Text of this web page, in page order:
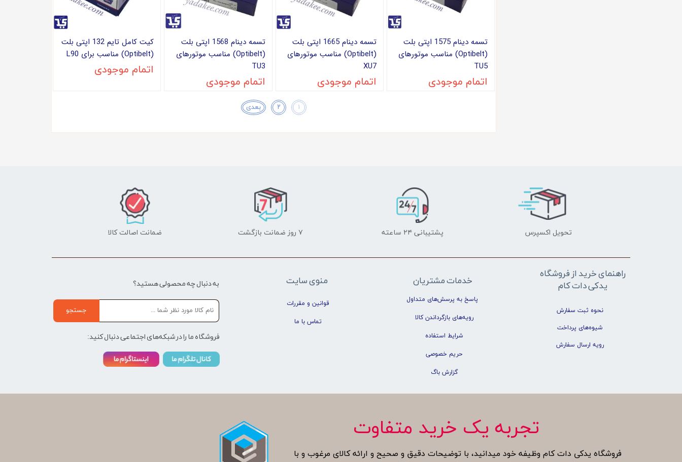
تسمه دینام 1575 اپتی بلت
(Optibelt) مناسب موتورهای
TU5
اتمام موجودی
تسمه دینام 1665 اپتی بلت
(Optibelt) مناسب موتورهای
XU7
اتمام موجودی
تسمه دینام 1568 اپتی بلت
(Optibelt) مناسب موتورهای
TU3
اتمام موجودی
کیت کامل تایم 132 اپتی بلت
(Optibelt) مناسب برای L90
اتمام موجودی
۱ ۲ بعدی
تجربه یک خرید متفاوت
فروشگاه یدکی دات کام وظیفه خود میدانید، با توضیحات دقیق و صحیح و ارائه کالای مرغوب و با
تحویل اکسپرس پشتیبانی ۲۴ ساعته ۷ روز ضمانت بازگشت ضمانت اصالت کالا
راهنمای خرید از فروشگاه
یدکی دات کام
نحوه ثبت سفارش
شیوه‌های پرداخت
رویه ارسال سفارش
خدمات مشتریان
پاسخ به پرسش‌های متداول
رویه‌های بازگرداندن کالا
شرایط استفاده
حریم خصوصی
گزارش باگ
منوی سایت
قوانین و مقررات
تماس با ما
به دنبال چه محصولی هستید؟
جستجو
فروشگاه ما را در شبکه‌های اجتماعی دنبال کنید: